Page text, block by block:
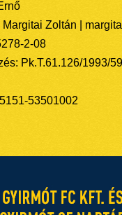
Zoltán |
2-08
Pk.T.61.126/1993/59
53501002